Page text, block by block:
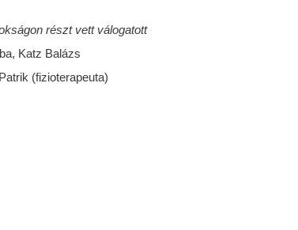
részt vett válogatott
Katz Balázs
(fizioterapeuta)